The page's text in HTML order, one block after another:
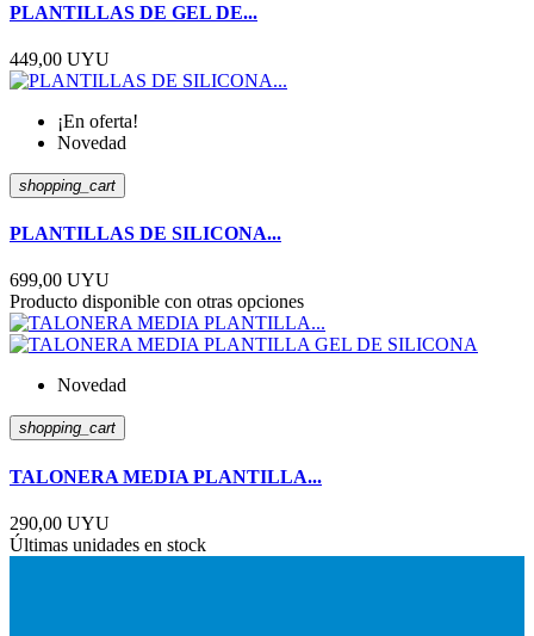
PLANTILLAS DE GEL DE...
449,00 UYU
¡En oferta!
Novedad
shopping_cart
PLANTILLAS DE SILICONA...
699,00 UYU
Producto disponible con otras opciones
Novedad
shopping_cart
TALONERA MEDIA PLANTILLA...
290,00 UYU
Últimas unidades en stock